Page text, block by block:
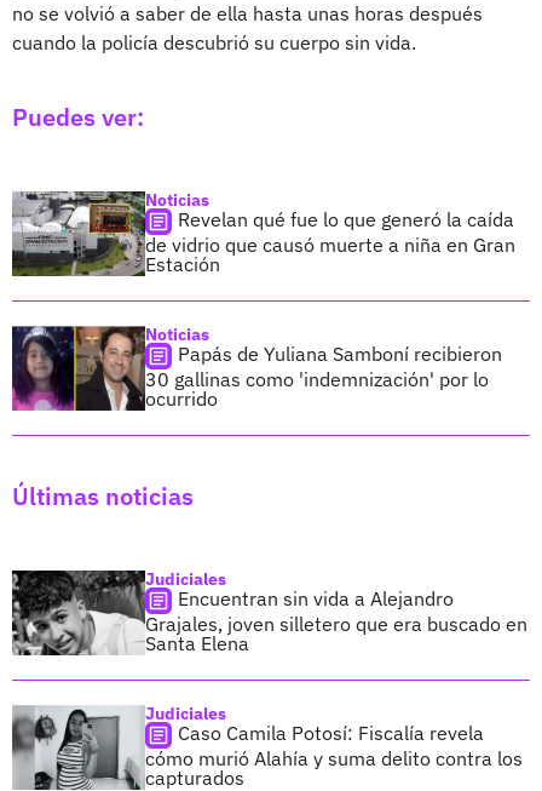
no se volvió a saber de ella hasta unas horas después
cuando la policía descubrió su cuerpo sin vida.
Puedes ver:
Noticias
Revelan qué fue lo que generó la caída
de vidrio que causó muerte a niña en Gran
Estación
Noticias
Papás de Yuliana Samboní recibieron
30 gallinas como 'indemnización' por lo
ocurrido
Últimas noticias
Judiciales
Encuentran sin vida a Alejandro
Grajales, joven silletero que era buscado en
Santa Elena
Judiciales
Caso Camila Potosí: Fiscalía revela
cómo murió Alahía y suma delito contra los
capturados